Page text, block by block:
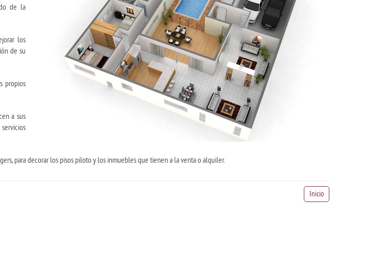
de la
los
de su
propios
a sus
para decorar los pisos piloto y los inmuebles que tienen a la venta o alquiler.
Inicio